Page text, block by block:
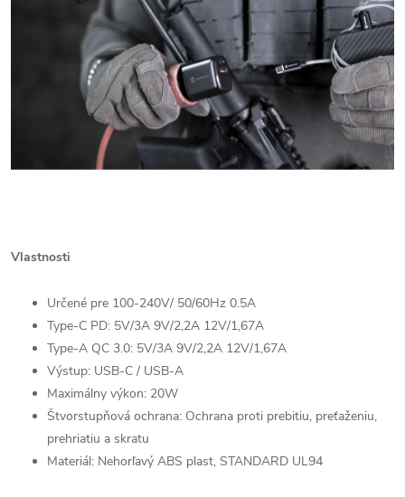
Vlastnosti
Určené pre 100-240V/ 50/60Hz 0.5A
Type-C PD: 5V/3A 9V/2,2A 12V/1,67A
Type-A QC 3.0: 5V/3A 9V/2,2A 12V/1,67A
Výstup: USB-C / USB-A
Maximálny výkon: 20W
Štvorstupňová ochrana: Ochrana proti prebitiu, preťaženiu,
prehriatiu a skratu
Materiál: Nehorľavý ABS plast, STANDARD UL94